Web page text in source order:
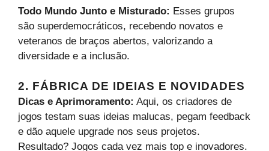
Todo Mundo Junto e Misturado: Esses grupos
são superdemocráticos, recebendo novatos e
veteranos de braços abertos, valorizando a
diversidade e a inclusão.
2. FÁBRICA DE IDEIAS E NOVIDADES
Dicas e Aprimoramento: Aqui, os criadores de
jogos testam suas ideias malucas, pegam feedback
e dão aquele upgrade nos seus projetos.
Resultado? Jogos cada vez mais top e inovadores.